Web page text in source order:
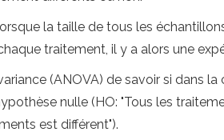
la taille de tous les
traitement, il y a alors une
(ANOVA) de savoir si dans
nulle (HO: "Tous les
est différent").